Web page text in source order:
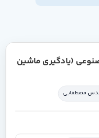
(یادگیری ماشین
مصطفایی